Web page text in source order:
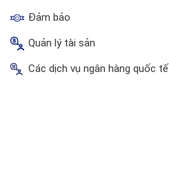
Đảm bảo
Quản lý tài sản
Các dịch vụ ngân hàng quốc tế